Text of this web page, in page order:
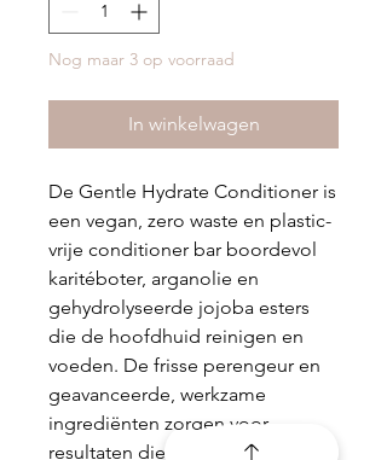
Nog maar 3 op voorraad
In winkelwagen
De Gentle Hydrate Conditioner is
een vegan, zero waste en plastic-
vrije conditioner bar boordevol
karitéboter, arganolie en
gehydrolyseerde jojoba esters
die de hoofdhuid reinigen en
voeden. De frisse perengeur en
geavanceerde, werkzame
ingrediënten zorgen voor
resultaten die de vloeibare